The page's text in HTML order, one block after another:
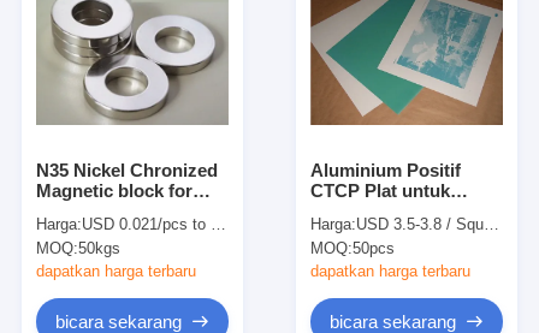
Rumah
Produk
Tentang kami
Tur Pabrik
Kontrol kualitas
N35 Nickel Chronized
Magnetic block for
20x2.0/20x5x2mm
Harga:USD 0.021/pcs to USD 0.125/pcs
MOQ:50kgs
dapatkan harga terbaru
bicara sekarang
Aluminium Positif
CTCP Plat untuk
paparan dan
mengembangkan
Harga:USD 3.5-3.8 / Square Meter
MOQ:50pcs
dapatkan harga terbaru
bicara sekarang